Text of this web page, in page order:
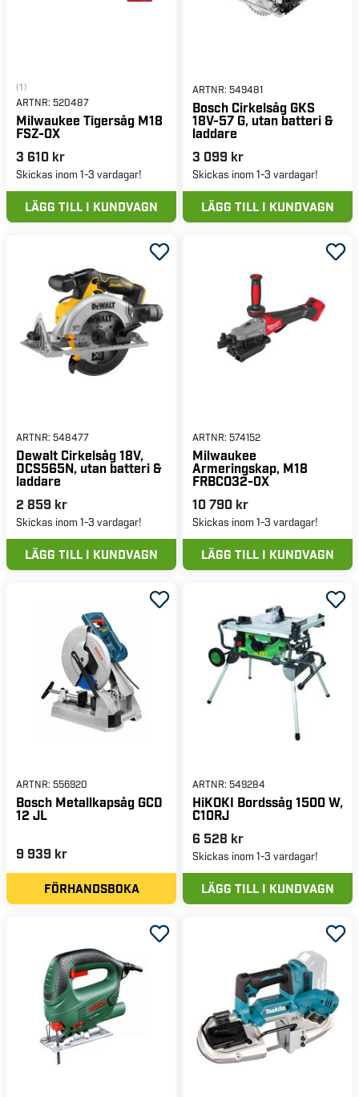
(1)
ARTNR: 520487
Milwaukee Tigersåg M18
FSZ-0X
3 610 kr
Skickas inom 1-3 vardagar!
LÄGG TILL I KUNDVAGN
ARTNR: 549481
Bosch Cirkelsåg GKS
18V-57 G, utan batteri &
laddare
3 099 kr
Skickas inom 1-3 vardagar!
LÄGG TILL I KUNDVAGN
ARTNR: 548477
Dewalt Cirkelsåg 18V,
DCS565N, utan batteri &
laddare
2 859 kr
Skickas inom 1-3 vardagar!
LÄGG TILL I KUNDVAGN
ARTNR: 574152
Milwaukee
Armeringskap, M18
FRBCO32-0X
10 790 kr
Skickas inom 1-3 vardagar!
LÄGG TILL I KUNDVAGN
ARTNR: 556920
Bosch Metallkapsåg GCD
12 JL
9 939 kr
FÖRHANDSBOKA
ARTNR: 549284
HiKOKI Bordssåg 1500 W,
C10RJ
6 528 kr
Skickas inom 1-3 vardagar!
LÄGG TILL I KUNDVAGN